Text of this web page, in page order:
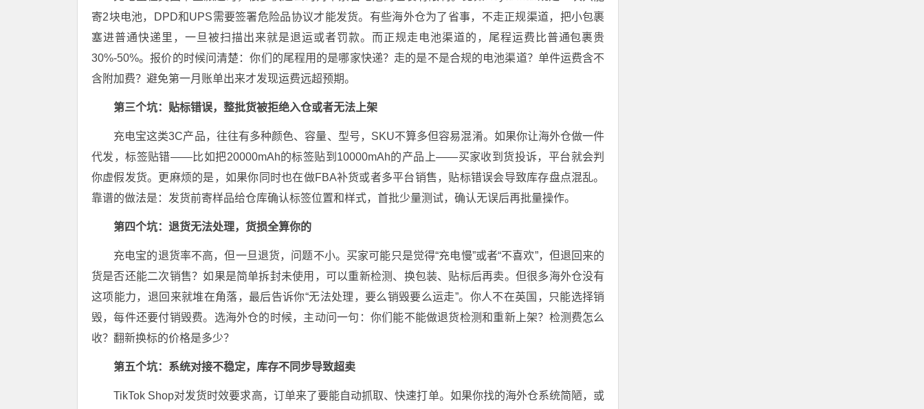
寄2块电池，DPD和UPS需要签署危险品协议才能发货。有些海外仓为了省事，不走正规渠道，把小包裹
塞进普通快递里，一旦被扫描出来就是退运或者罚款。而正规走电池渠道的，尾程运费比普通包裹贵
30%-50%。报价的时候问清楚：你们的尾程用的是哪家快递？走的是不是合规的电池渠道？单件运费含不
含附加费？避免第一月账单出来才发现运费远超预期。
第三个坑：贴标错误，整批货被拒绝入仓或者无法上架
充电宝这类3C产品，往往有多种颜色、容量、型号，SKU不算多但容易混淆。如果你让海外仓做一件
代发，标签贴错——比如把20000mAh的标签贴到10000mAh的产品上——买家收到货投诉，平台就会判
你虚假发货。更麻烦的是，如果你同时也在做FBA补货或者多平台销售，贴标错误会导致库存盘点混乱。
靠谱的做法是：发货前寄样品给仓库确认标签位置和样式，首批少量测试，确认无误后再批量操作。
第四个坑：退货无法处理，货损全算你的
充电宝的退货率不高，但一旦退货，问题不小。买家可能只是觉得“充电慢”或者“不喜欢”，但退回来的
货是否还能二次销售？如果是简单拆封未使用，可以重新检测、换包装、贴标后再卖。但很多海外仓没有
这项能力，退回来就堆在角落，最后告诉你“无法处理，要么销毁要么运走”。你人不在英国，只能选择销
毁，每件还要付销毁费。选海外仓的时候，主动问一句：你们能不能做退货检测和重新上架？检测费怎么
收？翻新换标的价格是多少？
第五个坑：系统对接不稳定，库存不同步导致超卖
TikTok Shop对发货时效要求高，订单来了要能自动抓取、快速打单。如果你找的海外仓系统简陋，或